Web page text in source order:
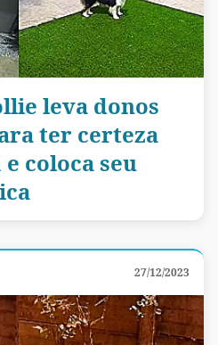
leva donos
ter certeza
coloca seu
27/12/2023